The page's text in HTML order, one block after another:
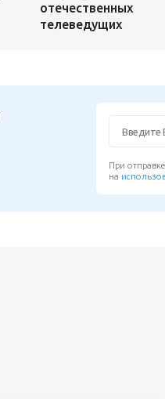
отечественных
телеведущих
При
на